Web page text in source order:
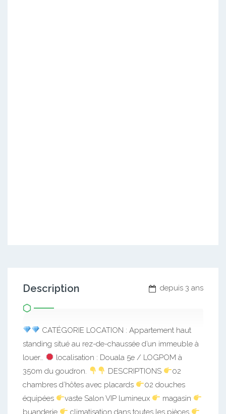
depuis 3 ans
Description
CATÉGORIE LOCATION : Appartement haut
standing situé au rez-de-chaussée d’un immeuble à
louer…
localisation : Douala 5e / LOGPOM à
350m du goudron.
DESCRIPTIONS
02
chambres d’hôtes avec placards
02 douches
équipées
vaste Salon VIP lumineux
magasin
buanderie
climatisation dans toutes les pièces